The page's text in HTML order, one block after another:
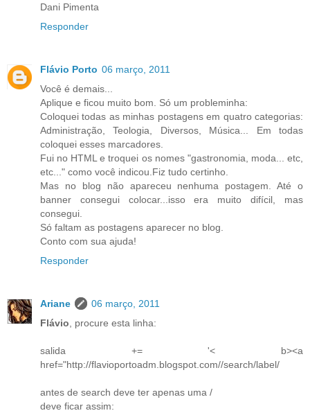
Dani Pimenta
Responder
Flávio Porto 06 março, 2011
Você é demais...
Aplique e ficou muito bom. Só um probleminha:
Coloquei todas as minhas postagens em quatro categorias:
Administração, Teologia, Diversos, Música... Em todas
coloquei esses marcadores.
Fui no HTML e troquei os nomes "gastronomia, moda... etc,
etc..." como você indicou.Fiz tudo certinho.
Mas no blog não apareceu nenhuma postagem. Até o
banner consegui colocar...isso era muito difícil, mas
consegui.
Só faltam as postagens aparecer no blog.
Conto com sua ajuda!
Responder
Ariane
06 março, 2011
Flávio , procure esta linha:
salida += '< b><a
href="http://flavioportoadm.blogspot.com//search/label/
antes de search deve ter apenas uma /
deve ficar assim: